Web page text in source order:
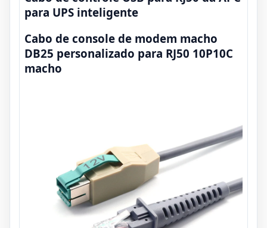
para UPS inteligente
Cabo de console de modem macho
DB25 personalizado para RJ50 10P10C
macho